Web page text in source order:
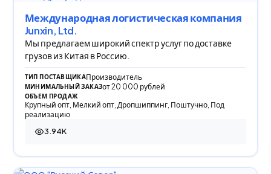
Международная логистическая компания
Junxin, Ltd.
Мы предлагаем широкий спектр услуг по доставке
грузов из Китая в Россию.
ТИП ПОСТАВЩИКАПроизводитель
МИНИМАЛЬНЫЙ ЗАКАЗот 20 000 рублей
ОБЪЕМ ПРОДАЖ
Крупный опт, Мелкий опт, Дропшиппинг, Поштучно, Под
реализацию
3.94K
3 939 просмотров